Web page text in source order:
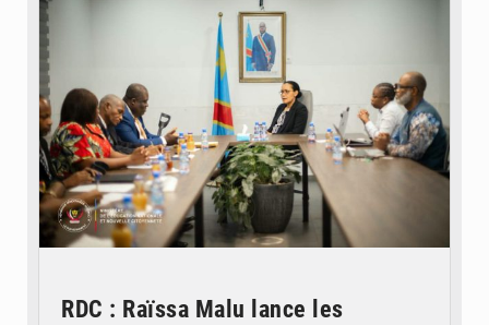
RDC : Raïssa Malu lance les